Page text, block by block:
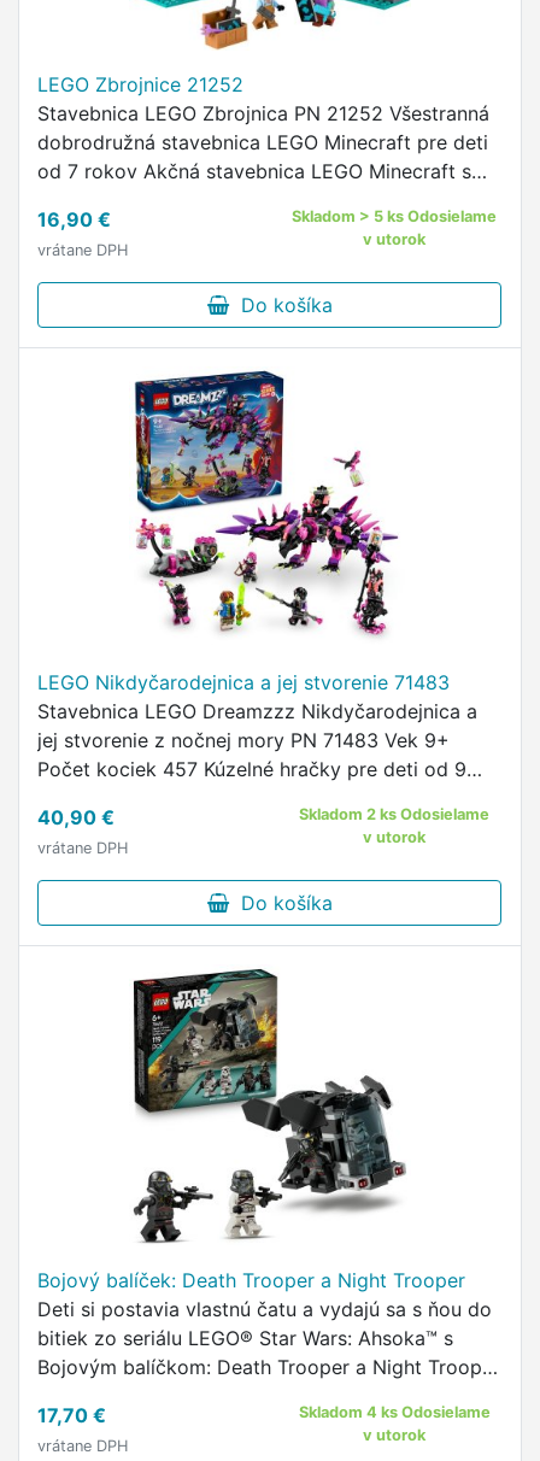
LEGO Zbrojnice 21252
Stavebnica LEGO Zbrojnica PN 21252 Všestranná
dobrodružná stavebnica LEGO Minecraft pre deti
od 7 rokov Akčná stavebnica LEGO Minecraft s
sa skladá z 3 častí: …
16,90 €
vrátane DPH
Skladom > 5 ks Odosielame
v utorok
Do košíka
LEGO Nikdyčarodejnica a jej stvorenie 71483
Stavebnica LEGO Dreamzzz Nikdyčarodejnica a
jej stvorenie z nočnej mory PN 71483 Vek 9+
Počet kociek 457 Kúzelné hračky pre deti od 9
DREAMZzz™ Deti si postavia …
40,90 €
vrátane DPH
Skladom 2 ks Odosielame
v utorok
Do košíka
Bojový balíček: Death Trooper a Night Trooper
Deti si postavia vlastnú čatu a vydajú sa s ňou do
bitiek zo seriálu LEGO® Star Wars: Ahsoka™ s
Bojovým balíčkom: Death Trooper a Night Trooper
17,70 €
vrátane DPH
Skladom 4 ks Odosielame
v utorok